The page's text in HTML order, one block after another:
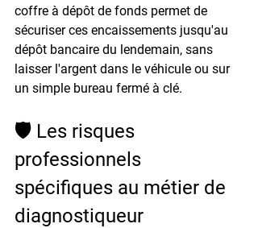
coffre à dépôt de fonds permet de
sécuriser ces encaissements jusqu'au
dépôt bancaire du lendemain, sans
laisser l'argent dans le véhicule ou sur
un simple bureau fermé à clé.
🛡️ Les risques
professionnels
spécifiques au métier de
diagnostiqueur